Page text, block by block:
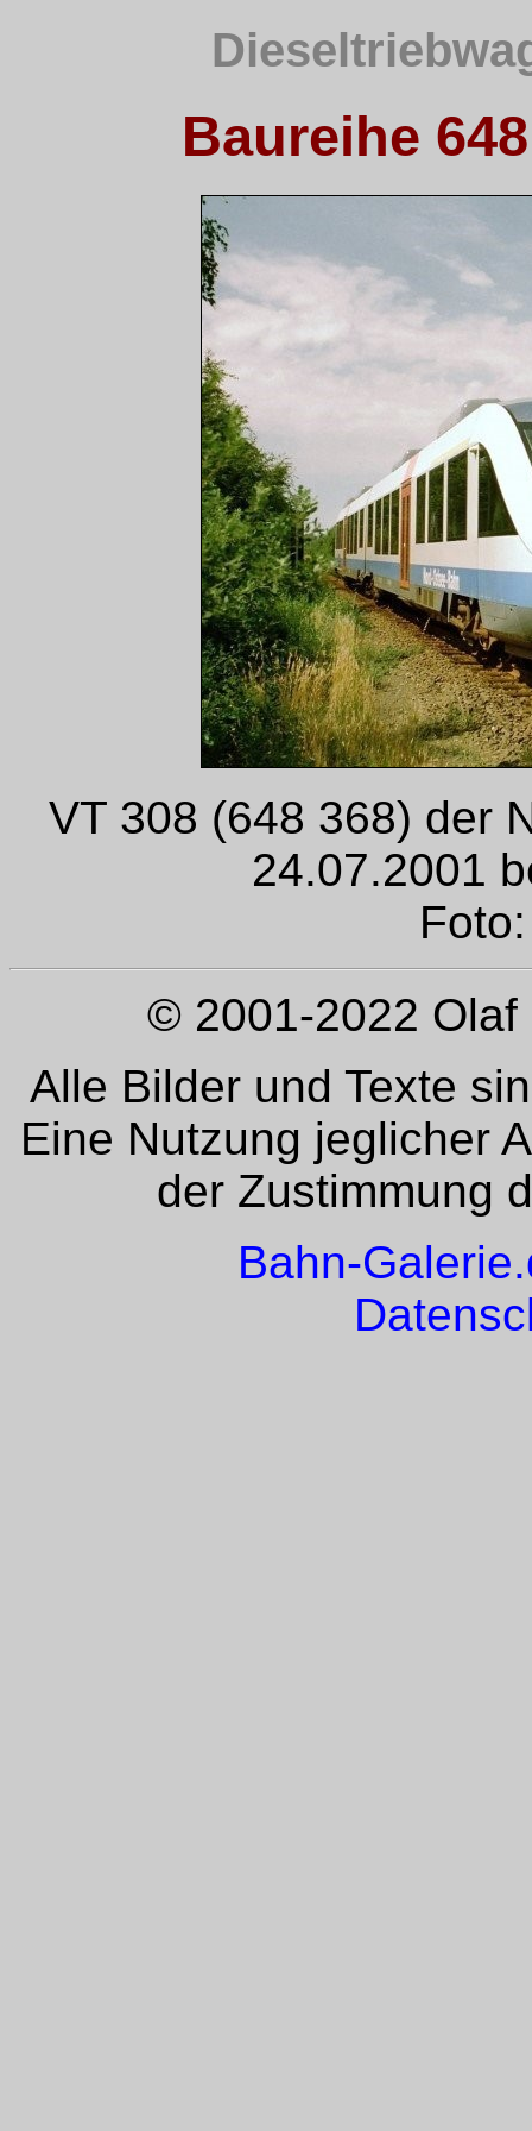
Baureihe
VT 308 (648 368) der
24.07.2001
© 2001-2022 Olaf
Alle Bilder und Texte
Eine Nutzung jeglicher
der Zustimmung
Bahn-